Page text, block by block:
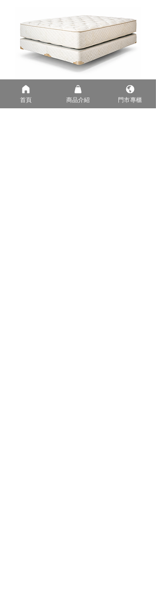
ICA Tiffany
首頁 商品介紹 門市專櫃